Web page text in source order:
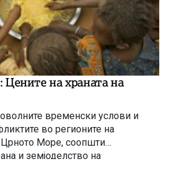
на храната на
временски услови и
во регионите на
Море, соопшти
и земјоделство на